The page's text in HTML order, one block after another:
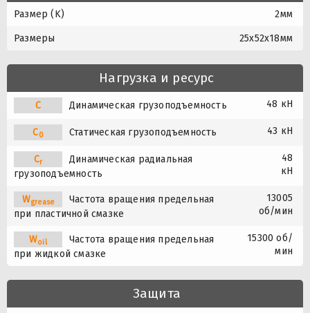
Размер (K) 2мм
Размеры 25x52x18мм
Нагрузка и ресурс
C Динамическая грузоподъемность 48 кН
C0 Статическая грузоподъемность 43 кН
Cr
Динамическая радиальная
грузоподъемность
48
кН
Wgrease
Частота вращения предельная
при пластичной смазке
13005
об/мин
Woil
Частота вращения предельная
при жидкой смазке
15300 об/
мин
Защита